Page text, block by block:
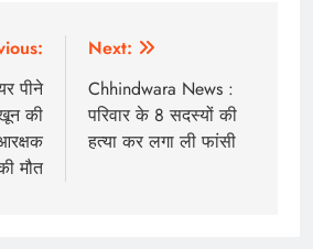
पीने
की
मौत
Next:
Chhindwara News :
परिवार के 8 सदस्यों की
हत्या कर लगा ली फांसी